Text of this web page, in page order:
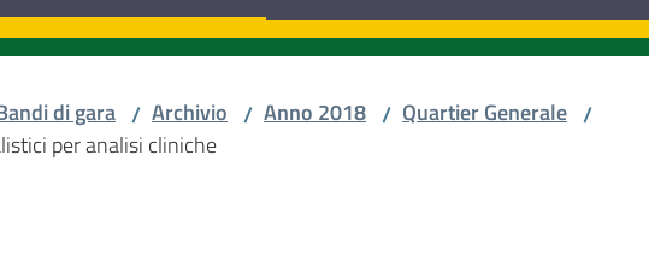
di gara / Archivio / Anno 2018 / Quartier Generale /
per analisi cliniche